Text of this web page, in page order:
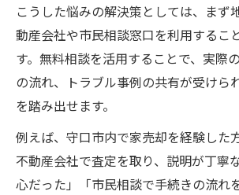
こうした悩みの解決策としては、まず
動産会社や市民相談窓口を利用するこ
す。無料相談を活用することで、実際
の流れ、トラブル事例の共有が受けら
を踏み出せます。
例えば、守口市内で家売却を経験した
不動産会社で査定を取り、説明が丁寧
心だった」「市民相談で手続きの流れ